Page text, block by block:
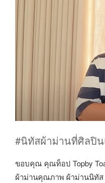
#นิทัสผ้าม่านที่ศิลปิ
ขอบคุณ คุณท็อป Topby
ผ้าม่านคุณภาพ ผ้าม่านนิทัส